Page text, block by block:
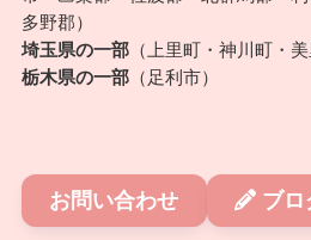
多野郡）
埼玉県の一部（上里町・神川町・美
栃木県の一部（足利市）
お問い合わせ ブロ